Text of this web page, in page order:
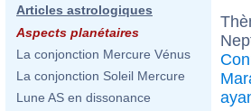
Articles astrologiques
Aspects planétaires
La conjonction Mercure Vénus
La conjonction Soleil Mercure
Lune AS en dissonance